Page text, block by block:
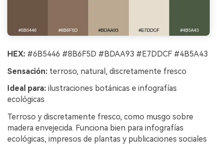
HEX: #6B5446 #8B6F5D #BDAA93 #E7DDCF #4B5A43
Sensación: terroso, natural, discretamente fresco
Ideal para: ilustraciones botánicas e infografías
ecológicas
Terroso y discretamente fresco, como musgo sobre
madera envejecida. Funciona bien para infografías
ecológicas, impresos de plantas y publicaciones sociales